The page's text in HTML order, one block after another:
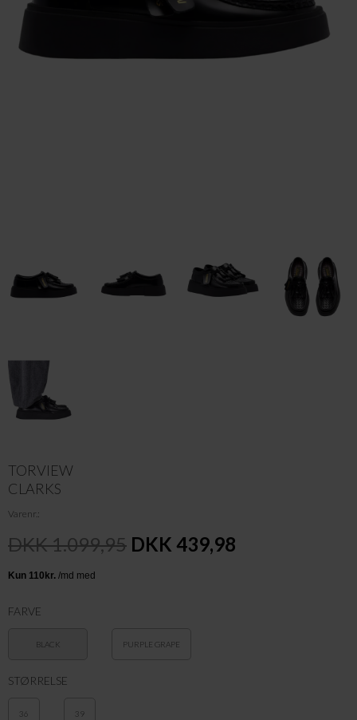
TORVIEW
CLARKS
Varenr.
DKK 1.099,95 DKK 439,98
FARVE
BLACK PURPLE GRAPE
STØRRELSE
36 39